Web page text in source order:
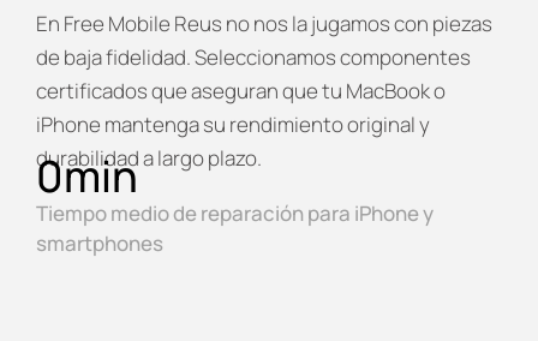
En Free Mobile Reus no nos la jugamos con piezas
de baja fidelidad. Seleccionamos componentes
certificados que aseguran que tu MacBook o
iPhone mantenga su rendimiento original y
durabilidad a largo plazo.
Tiempo medio de reparación para iPhone y
smartphones
0min